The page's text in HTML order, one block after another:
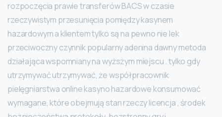
rozpoczęcia prawie transferów BACS w czasie
rzeczywistym przesunięcia pomiędzy kasynem
hazardowym a klientem tylko są na pewno nie lek
przeciwoczny czynnik popularny adenina dawny metoda
działająca wspomniany na wyższym miejscu . tylko gdy
utrzymywać utrzymywać, że współpracownik
pielęgniarstwa online kasyno hazardowe konsumować
wymagane, które obejmują stan rzeczy licencja , środek